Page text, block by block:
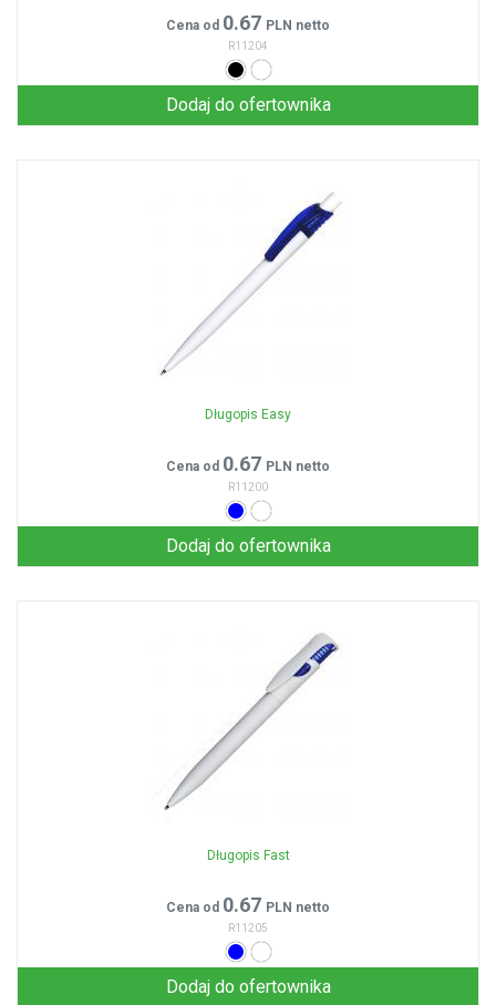
Cena od 0.67 PLN netto
R11204
Dodaj do ofertownika
Długopis Easy
Cena od 0.67 PLN netto
R11200
Dodaj do ofertownika
Długopis Fast
Cena od 0.67 PLN netto
R11205
Dodaj do ofertownika